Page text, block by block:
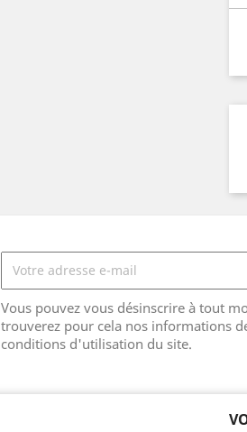
Vous pouvez vous désinscrire à tout
trouverez pour cela nos informations
conditions d'utilisation du site.